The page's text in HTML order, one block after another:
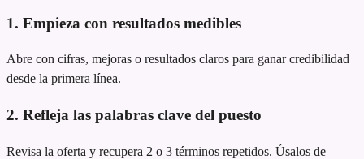
1. Empieza con resultados medibles
Abre con cifras, mejoras o resultados claros para ganar credibilidad
desde la primera línea.
2. Refleja las palabras clave del puesto
Revisa la oferta y recupera 2 o 3 términos repetidos. Úsalos de